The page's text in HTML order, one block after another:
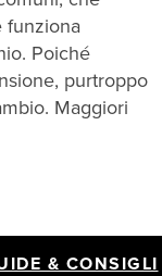
funziona
Poiché
purtroppo
Maggiori
& CONSIGLI